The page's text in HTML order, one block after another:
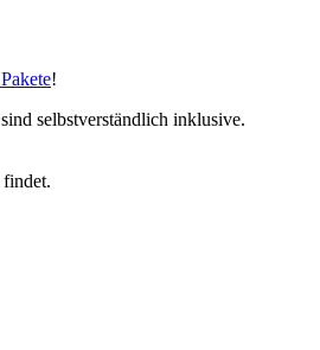
!
selbstverständlich inklusive.